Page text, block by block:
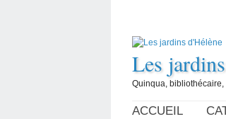
Les
Quinqua, bibliothécaire,
ACCUEIL